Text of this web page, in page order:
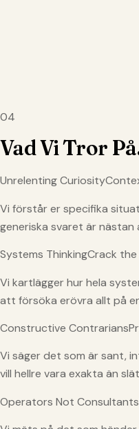
04
Vad Vi Tror
Unrelenting
Vi förstår er specifika
generiska svaret är nästan
Systems ThinkingCrack
Vi kartlägger hur hela
att försöka erövra allt på
Constructive
Vi säger det som är sant,
vill hellre vara exakta än
Operators Not